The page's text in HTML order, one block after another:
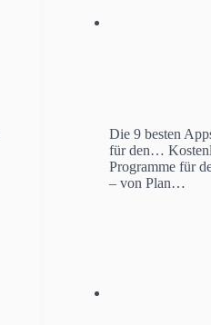
Die 9 besten
für den…
Programme für
– von Plan…